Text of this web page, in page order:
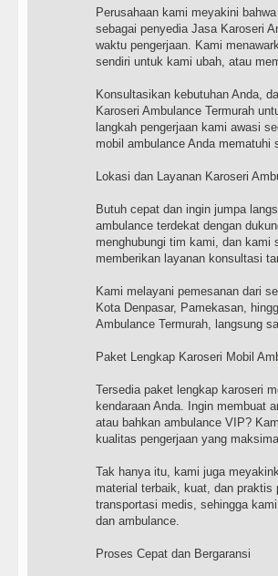
Perusahaan kami meyakini
sebagai penyedia Jasa Karoseri
waktu pengerjaan. Kami
sendiri untuk kami ubah, atau
Konsultasikan kebutuhan Anda,
Karoseri Ambulance Termurah
langkah pengerjaan kami awasi
mobil ambulance Anda
Lokasi dan Layanan Karoseri
Butuh cepat dan ingin jumpa
ambulance terdekat dengan
menghubungi tim kami, dan kami
memberikan layanan konsultasi
Kami melayani pemesanan dari
Kota Denpasar, Pamekasan,
Ambulance Termurah, langsung
Paket Lengkap Karoseri Mobil
Tersedia paket lengkap karoseri
kendaraan Anda. Ingin membuat
atau bahkan ambulance VIP?
kualitas pengerjaan yang
Tak hanya itu, kami juga
material terbaik, kuat, dan
transportasi medis, sehingga
dan ambulance.
Proses Cepat dan Bergaransi